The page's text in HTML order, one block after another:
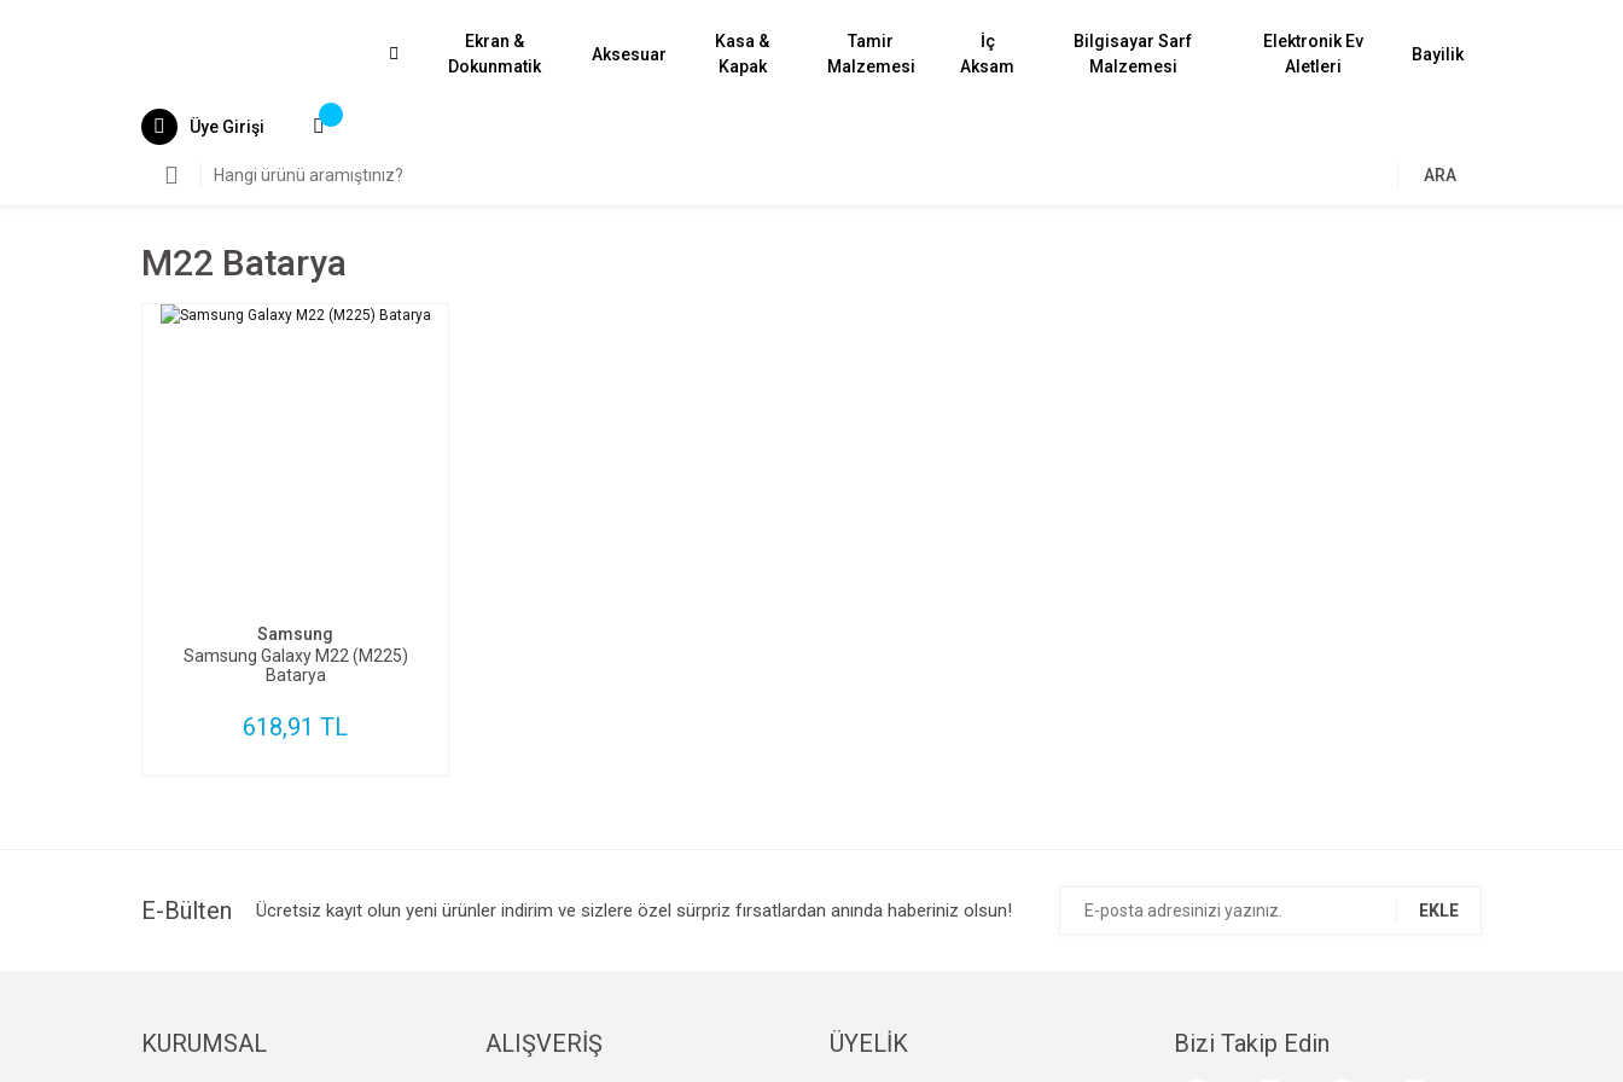
Ekran &
Dokunmatik
Aksesuar
Kasa &
Kapak
Tamir
Malzemesi
İç
Aksam
Bilgisayar Sarf
Malzemesi
Elektronik Ev
Aletleri
Bayilik
Üye Girişi
ARA
M22 Batarya
Samsung
Samsung Galaxy M22 (M225)
Batarya
618,91 TL
E-Bülten Ücretsiz kayıt olun yeni ürünler indirim ve sizlere özel sürpriz fırsatlardan anında haberiniz olsun! EKLE
KURUMSAL ALIŞVERİŞ ÜYELİK Bizi Takip Edin